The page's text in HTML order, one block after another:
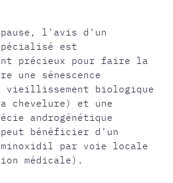
l'avis d'un
est
précieux pour faire la
une sénescence
biologique
chevelure) et une
androgénétique
bénéficier d'un
par voie locale
médicale).